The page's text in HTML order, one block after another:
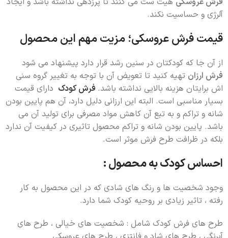
آلرژی و حساسیت نکند.
قیمت فرش عروسکی؛ مزیت مهم این محصول
از آن جا که کودکتان در سنین رشد قرار دارد پیشنهاد می شود
فرش ارزان تهیه کنید تا تعویض آن با توجه به تغییر گروه سنی
اش برایتان هزینه بالایی نداشته باشد. فرش کودک دارای قیمت
بسیار مناسبی است. البته این ارزانی دلیل دارد، آن هم پایین بودن
شانه و تراکم و به تبع آن کاهش مواد مصرفی برای تولید آن می
باشد. پایین بودن شانه و تراکم محصول تاثیری در کیفیت آن ندارد
بلکه در ظرافت طرح فرش موثر است.
احساس کودک به محصول :
وجود شخصیت ها و رنگ های شادی که در این محصول به کار
رفته ، تاثیر زیادی بر روحیه کودک شما دارد.
طرح های فرش کودک شامل : شخصیت های خیالی ، طرح های